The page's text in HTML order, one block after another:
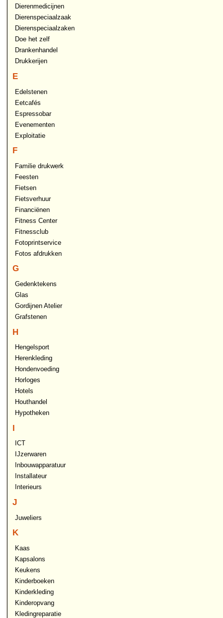
Dierenmedicijnen
Dierenspeciaalzaak
Dierenspeciaalzaken
Doe het zelf
Drankenhandel
Drukkerijen
E
Edelstenen
Eetcafés
Espressobar
Evenementen
Exploitatie
F
Familie drukwerk
Feesten
Fietsen
Fietsverhuur
Financiënen
Fitness Center
Fitnessclub
Fotoprintservice
Fotos afdrukken
G
Gedenktekens
Glas
Gordijnen Atelier
Grafstenen
H
Hengelsport
Herenkleding
Hondenvoeding
Horloges
Hotels
Houthandel
Hypotheken
I
ICT
IJzerwaren
Inbouwapparatuur
Installateur
Interieurs
J
Juweliers
K
Kaas
Kapsalons
Keukens
Kinderboeken
Kinderkleding
Kinderopvang
Kledingreparatie